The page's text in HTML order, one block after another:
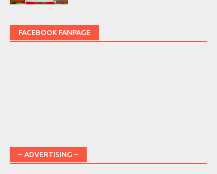
FACEBOOK FANPAGE
– ADVERTISING –